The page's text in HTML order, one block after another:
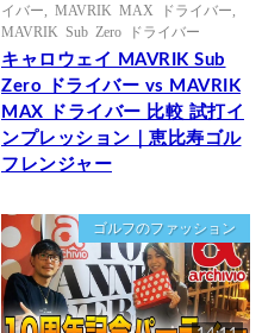
イバー
MAVRIK MAX ドライバー
MAVRIK Sub Zero ドライバー
キャロウェイ MAVRIK Sub
Zero ドライバー vs MAVRIK
MAX ドライバー 比較 試打イ
ンプレッション｜恵比寿ゴル
フレンジャー
ゴルフのファッション